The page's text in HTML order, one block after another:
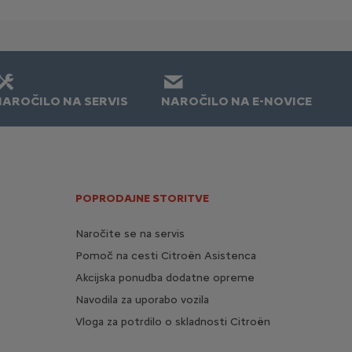
NA SERVIS
NAROČILO NA E-NOVICE
POPRODAJNE STORITVE
Naročite se na servis
Pomoč na cesti Citroën Asistenca
Akcijska ponudba dodatne opreme
Navodila za uporabo vozila
Vloga za potrdilo o skladnosti Citroën